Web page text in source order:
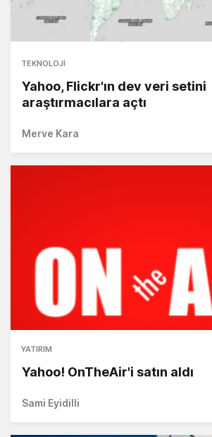
TEKNOLOJI
Yahoo, Flickr'ın dev veri setini
araştırmacılara açtı
Merve Kara
YATIRIM
Yahoo! OnTheAir'i satın aldı
Sami Eyidilli